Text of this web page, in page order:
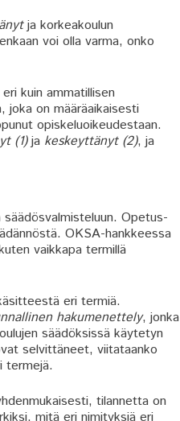
ja korkeakoulun
voi olla varma, onko
kuin ammatillisen
joka on määräaikaisesti
opiskeluoikeudestaan.
(1)ja keskeyttänyt (2), ja
Opetus-
OKSA-hankkeessa
vaikkapa termillä
eri termiä.
hakumenettely, jonka
säädöksissä käytetyn
selvittäneet, viitataanko
termejä.
tilannetta on
mitä eri nimityksiä eri